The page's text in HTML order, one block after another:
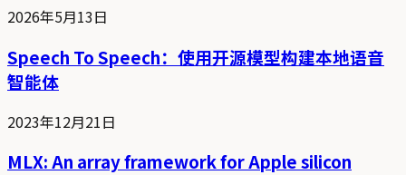
2026年5月13日
Speech To Speech：使用开源模型构建本地语音
智能体
2023年12月21日
MLX: An array framework for Apple silicon